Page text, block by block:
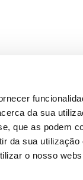
da sua
que as podem
da sua utilização
o nosso